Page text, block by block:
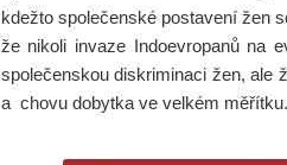
kdežto společenské postavení žen
že nikoli invaze Indoevropanů na
společenskou diskriminaci žen, ale
a chovu dobytka ve velkém měřítku.